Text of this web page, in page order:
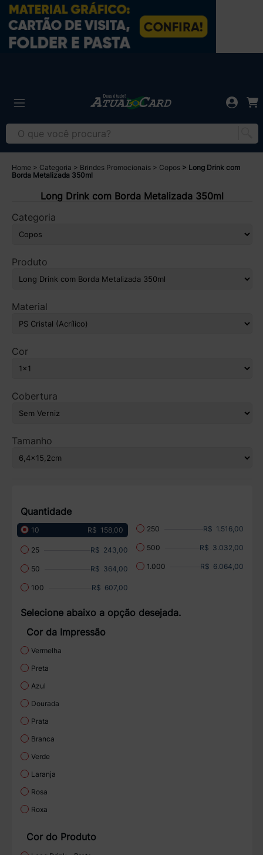
Home Categoria Brindes Promocionais Copos
Long Drink com
Borda Metalizada 350ml
Long Drink com Borda Metalizada 350ml
Categoria
Produto
Material
Cor
Cobertura
Tamanho
Quantidade
10 R$ 158,00
25 R$ 243,00
50 R$ 364,00
100 R$ 607,00
250 R$ 1.516,00
500 R$ 3.032,00
1.000 R$ 6.064,00
Selecione abaixo a opção desejada.
Cor da Impressão
Vermelha
Preta
Azul
Dourada
Prata
Branca
Verde
Laranja
Rosa
Roxa
Cor do Produto